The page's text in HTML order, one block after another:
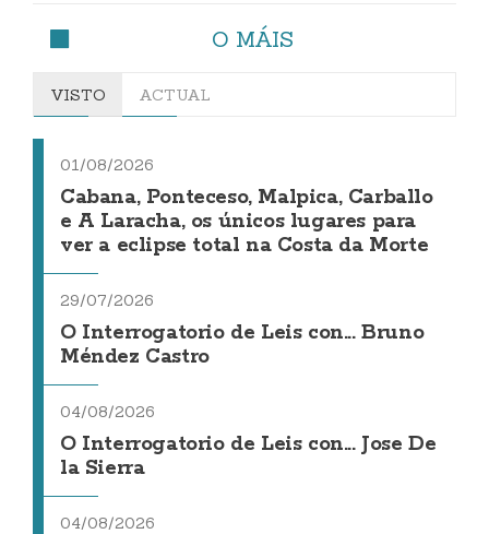
O MÁIS
VISTO ACTUAL
01/08/2026
Cabana, Ponteceso, Malpica, Carballo
e A Laracha, os únicos lugares para
ver a eclipse total na Costa da Morte
29/07/2026
O Interrogatorio de Leis con... Bruno
Méndez Castro
04/08/2026
O Interrogatorio de Leis con... Jose De
la Sierra
04/08/2026